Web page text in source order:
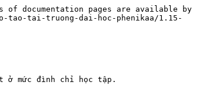
documentation pages are available by
tao-tai-truong-dai-hoc-phenikaa/1.15-
ở mức đình chỉ học tập.